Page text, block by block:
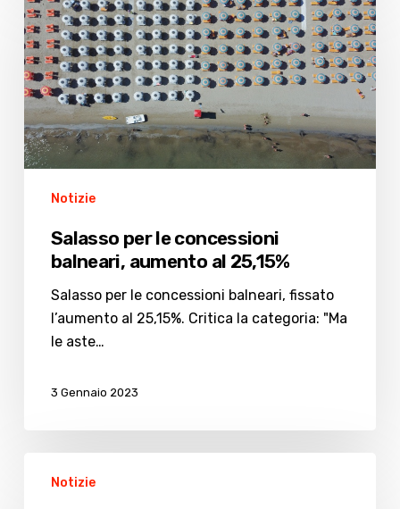
per
le
concessioni
balneari,
aumento
al
25,15%
Notizie
Salasso per le concessioni
balneari, aumento al 25,15%
Salasso per le concessioni balneari, fissato
l’aumento al 25,15%. Critica la categoria: "Ma
le aste…
3 Gennaio 2023
astronomici
Notizie